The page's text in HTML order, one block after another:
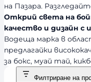
на Пазара.
Открий света на
качество и дизайн с
Водеща марка в
предлагайки
за бокс, муай тай,
Филтриране на